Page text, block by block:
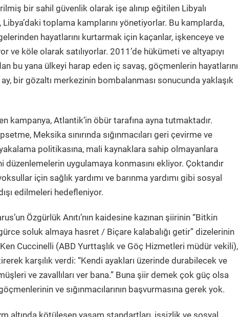
bir sahil güvenlik olarak işe alınıp eğitilen Libyalı
toplama kamplarını yönetiyorlar. Bu kamplarda,
hayatlarını kurtarmak için kaçanlar, işkenceye ve
ve köle olarak satılıyorlar. 2011’de hükümeti ve altyapıyı
bu yana ülkeyi harap eden iç savaş, göçmenlerin hayatlarını
bir gözaltı merkezinin bombalanması sonucunda yaklaşık
kampanya, Atlantik’in öbür tarafına ayna tutmaktadır.
Meksika sınırında sığınmacıları geri çevirme ve
politikasına, mali kaynaklara sahip olmayanlara
düzenlemelerin uygulamaya konmasını ekliyor. Çoktandır
için sağlık yardımı ve barınma yardımı gibi sosyal
edilmeleri hedefleniyor.
Özgürlük Anıtı’nın kaidesine kazınan şiirinin “Bitkin
soluk almaya hasret / Biçare kalabalığı getir” dizelerinin
Cuccinelli (ABD Yurttaşlık ve Göç Hizmetleri müdür vekili),
karşılık verdi: “Kendi ayakları üzerinde durabilecek ve
ve zavallıları ver bana.” Buna şiir demek çok güç olsa
ve sığınmacılarının başvurmasına gerek yok.